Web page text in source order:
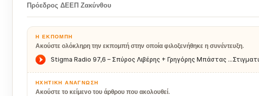
Πρόεδρος ΔΕΕΠ Ζακύνθου
Η ΕΚΠΟΜΠΉ
Ακούστε ολόκληρη την εκπομπή στην οποία φιλοξενήθηκε η συνέντευξη.
ΗΧΗΤΙΚΉ ΑΝΆΓΝΩΣΗ
Ακούστε το κείμενο του άρθρου που ακολουθεί.